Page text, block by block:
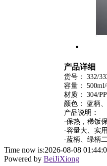
产品详细
货号： 332/
容量： 500ml/
材质： 304/
颜色： 蓝柄
产品说明：
·保热，稀饭
·容量大、实
·蓝柄、绿柄
Time now is:2026-08-08
Powered by BeiJiXiong